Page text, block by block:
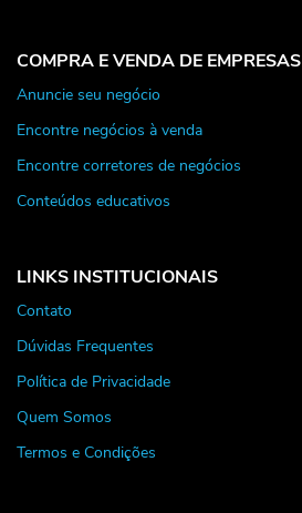
COMPRA E VENDA DE EMPRESAS
Anuncie seu negócio
Encontre negócios à venda
Encontre corretores de negócios
Conteúdos educativos
LINKS INSTITUCIONAIS
Contato
Dúvidas Frequentes
Política de Privacidade
Quem Somos
Termos e Condições